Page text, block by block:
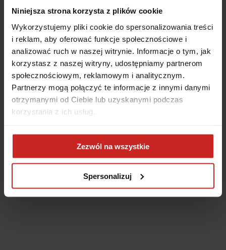
Niniejsza strona korzysta z plików cookie
Wykorzystujemy pliki cookie do spersonalizowania treści
i reklam, aby oferować funkcje społecznościowe i
analizować ruch w naszej witrynie. Informacje o tym, jak
korzystasz z naszej witryny, udostępniamy partnerom
społecznościowym, reklamowym i analitycznym.
Partnerzy mogą połączyć te informacje z innymi danymi
otrzymanymi od Ciebie lub uzyskanymi podczas
korzystania z ich usług.
Zezwól na wszystkie
Spersonalizuj
browser console for more information)